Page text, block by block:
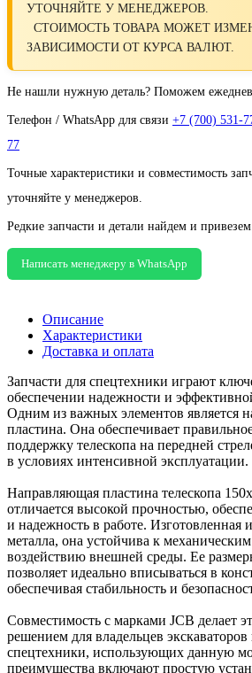
УТОЧНЯЙТЕ У МЕНЕДЖЕРОВ.
СТОИМОСТЬ ТОВАРА МОЖЕТ
ЗАВИСИМОСТИ ОТ КУРСА ВАЛЮТ.
Не нашли нужную деталь? Поможем
Телефон / WhatsApp для связи +7 (700) 531-
77
Точные характеристики и совместимость
уточняйте у менеджеров.
Редкие запчасти и детали найдем и привезем.
Написать менеджеру в WhatsApp
Описание
Характеристики
Доставка и оплата
Запчасти для спецтехники играют
обеспечении надежности и
Одним из важных элементов является
пластина. Она обеспечивает
поддержку телескопа на передней
в условиях интенсивной эксплуатации.
Направляющая пластина телескопа
отличается высокой прочностью,
и надежность в работе. Изготовленная
металла, она устойчива к
воздействию внешней среды. Ее
позволяет идеально вписываться в
обеспечивая стабильность и
Совместимость с марками JCB делает
решением для владельцев экскаваторов
спецтехники, использующих данную
преимущества включают простую